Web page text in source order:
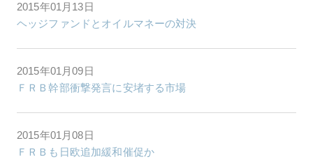
2015年01月13日
ヘッジファンドとオイルマネーの対決
2015年01月09日
ＦＲＢ幹部衝撃発言に安堵する市場
2015年01月08日
ＦＲＢも日欧追加緩和催促か